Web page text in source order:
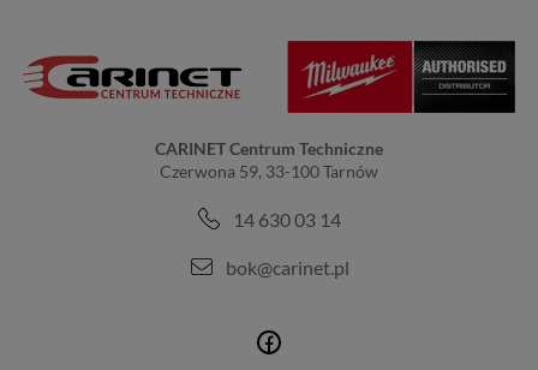
CARINET Centrum Techniczne
Czerwona 59, 33-100 Tarnów
14 630 03 14
bok@carinet.pl